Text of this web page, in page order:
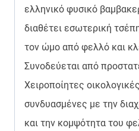
ελληνικό φυσικό
διαθέτει εσωτερική
τον ώμο από φελλό και
Συνοδεύεται από
Χειροποίητες
συνδυασμένες με την
και την κομψότητα του